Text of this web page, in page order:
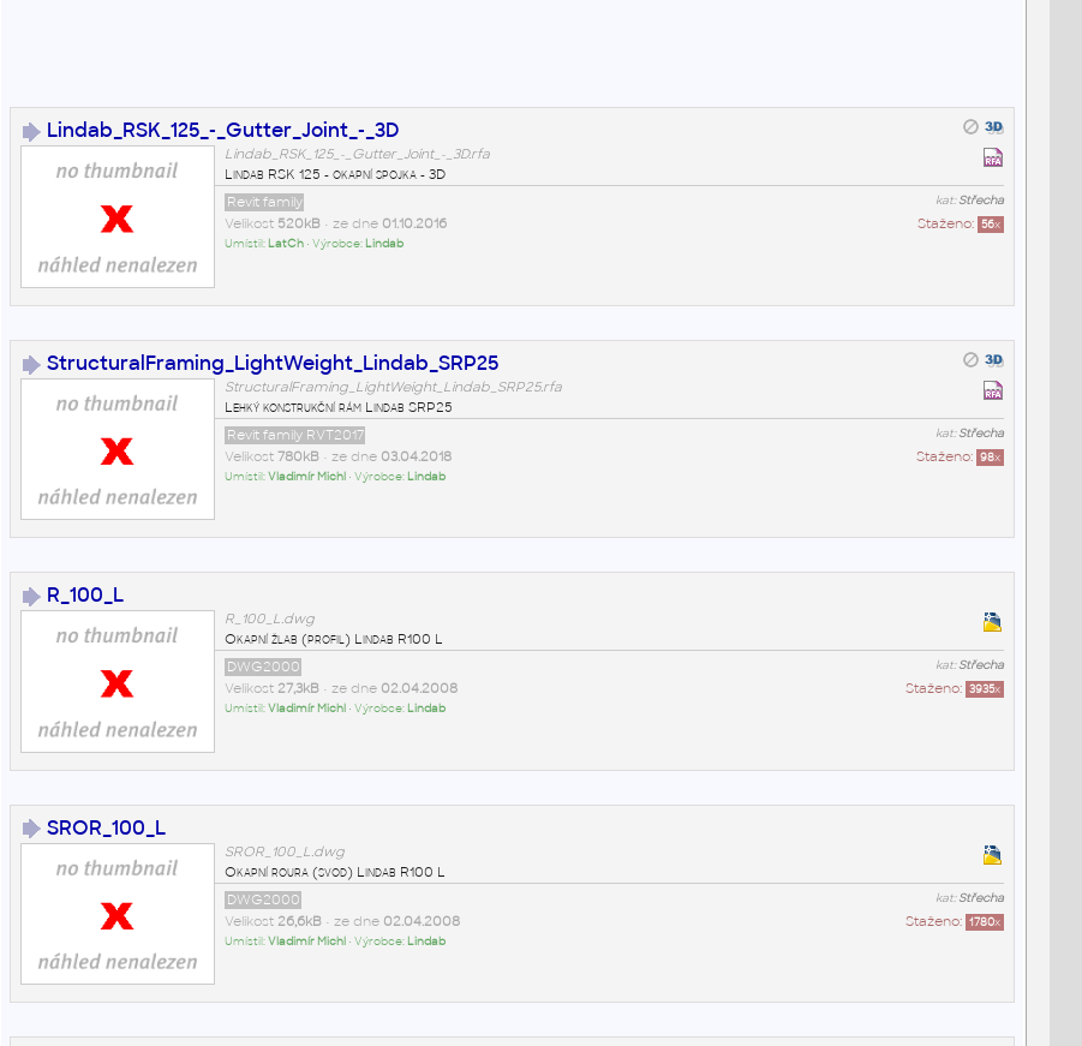
Lindab_RSK_125_-_Gutter_Joint_-_3D
Lindab_RSK_125_-_Gutter_Joint_-_3D.rfa
Lindab RSK 125 - okapní spojka - 3D
kat:Střecha
Revit family
Staženo: 56x
Velikost 520kB• ze dne 01.10.2016
Umístil: LatCh• Výrobce: Lindab
StructuralFraming_LightWeight_Lindab_SRP25
StructuralFraming_LightWeight_Lindab_SRP25.rfa
Lehký konstrukční rám Lindab SRP25
kat:Střecha
Revit family RVT2017
Staženo: 98x
Velikost 780kB• ze dne 03.04.2018
Umístil:Vladimír Michl• Výrobce: Lindab
R_100_L
R_100_L.dwg
Okapní žlab (profil) Lindab R100 L
kat:Střecha
DWG2000
Staženo: 3935x
Velikost 27,3kB• ze dne 02.04.2008
Umístil:Vladimír Michl • Výrobce: Lindab
SROR_100_L
SROR_100_L.dwg
Okapní roura (svod) Lindab R100 L
kat:Střecha
DWG2000
Staženo: 1780x
Velikost 26,6kB• ze dne 02.04.2008
Umístil:Vladimír Michl• Výrobce: Lindab